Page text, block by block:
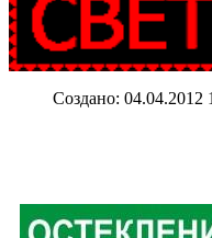
Создано: 04.04.2012